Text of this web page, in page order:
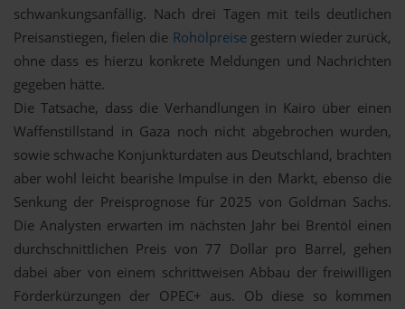
schwankungsanfällig. Nach drei Tagen mit teils deutlichen
Preisanstiegen, fielen die Rohölpreisegestern wieder zurück,
ohne dass es hierzu konkrete Meldungen und Nachrichten
gegeben hätte.
Die Tatsache, dass die Verhandlungen in Kairo über einen
Waffenstillstand in Gaza noch nicht abgebrochen wurden,
sowie schwache Konjunkturdaten aus Deutschland, brachten
aber wohl leicht bearishe Impulse in den Markt, ebenso die
Senkung der Preisprognose für 2025 von Goldman Sachs.
Die Analysten erwarten im nächsten Jahr bei Brentöl einen
durchschnittlichen Preis von 77 Dollar pro Barrel, gehen
dabei aber von einem schrittweisen Abbau der freiwilligen
Förderkürzungen der OPEC+ aus. Ob diese so kommen